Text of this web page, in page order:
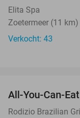
Elita Spa
Zoetermeer (11 km)
Verkocht: 43
All-You-Can-
Rodizio Brazilian Grill